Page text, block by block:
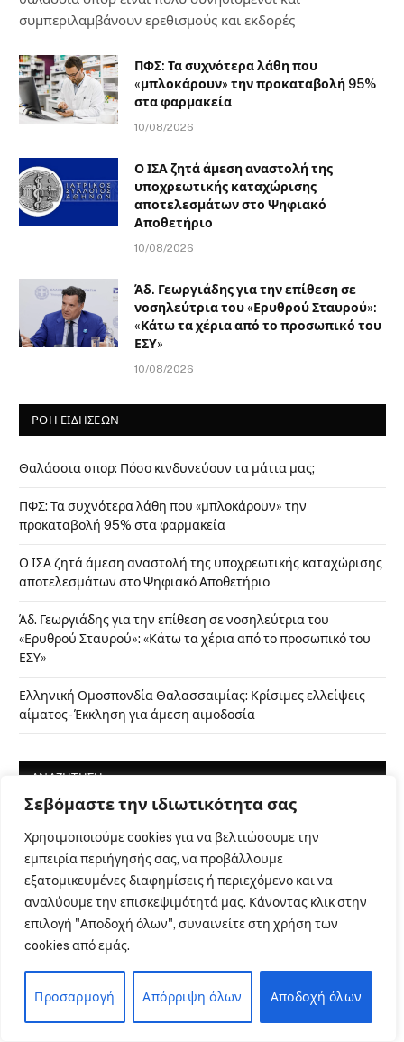
Σεβόμαστε την ιδιωτικότητα σας
Χρησιμοποιούμε cookies για να βελτιώσουμε την
εμπειρία περιήγησής σας, να προβάλλουμε
εξατομικευμένες διαφημίσεις ή περιεχόμενο και να
αναλύουμε την επισκεψιμότητά μας. Κάνοντας κλικ στην
επιλογή "Αποδοχή όλων", συναινείτε στη χρήση των
cookies από εμάς.
Προσαρμογή Απόρριψη όλων Αποδοχή όλων
συμπεριλαμβάνουν ερεθισμούς και εκδορές
ΠΦΣ: Τα συχνότερα λάθη που
«μπλοκάρουν» την προκαταβολή 95%
στα φαρμακεία
10/08/2026
Ο ΙΣΑ ζητά άμεση αναστολή της
υποχρεωτικής καταχώρισης
αποτελεσμάτων στο Ψηφιακό
Αποθετήριο
10/08/2026
Άδ. Γεωργιάδης για την επίθεση σε
νοσηλεύτρια του «Ερυθρού Σταυρού»:
«Κάτω τα χέρια από το προσωπικό του
ΕΣΥ»
10/08/2026
ΡΟΗ ΕΙΔΗΣΕΩΝ
Θαλάσσια σπορ: Πόσο κινδυνεύουν τα μάτια μας;
ΠΦΣ: Τα συχνότερα λάθη που «μπλοκάρουν» την
προκαταβολή 95% στα φαρμακεία
Ο ΙΣΑ ζητά άμεση αναστολή της υποχρεωτικής καταχώρισης
αποτελεσμάτων στο Ψηφιακό Αποθετήριο
Άδ. Γεωργιάδης για την επίθεση σε νοσηλεύτρια του
«Ερυθρού Σταυρού»: «Κάτω τα χέρια από το προσωπικό του
ΕΣΥ»
Ελληνική Ομοσπονδία Θαλασσαιμίας: Κρίσιμες ελλείψεις
αίματος- Έκκληση για άμεση αιμοδοσία
ΑΝΑΖΗΤΗΣΗ
ΜΕΙΝΕΤΕ ΣΕ ΕΠΑΦΗ
Facebook
Instagram